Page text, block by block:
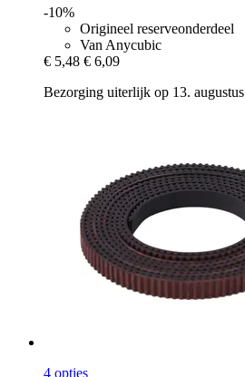
-10%
Origineel reserveonderdeel
Van Anycubic
€ 5,48 € 6,09
Bezorging uiterlijk op 13. augustus
4 opties